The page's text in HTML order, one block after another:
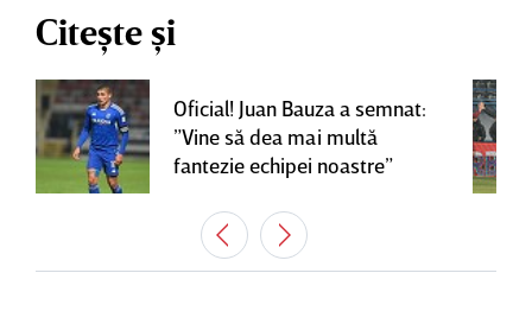
Citește și
Oficial! Juan Bauza a semnat:
”Vine să dea mai multă
fantezie echipei noastre”